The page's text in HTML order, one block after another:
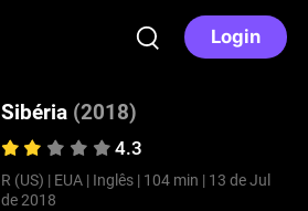
Login
Sibéria (2018)
4.3
R (US) | EUA | Inglês | 104 min | 13 de Jul
de 2018